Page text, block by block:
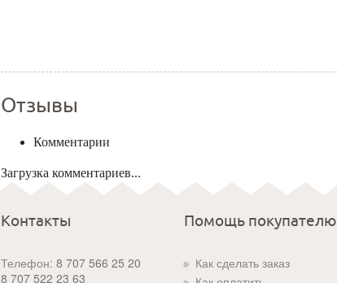
Отзывы
Комментарии
Загрузка комментариев...
Контакты
Телефон: 8 707 566 25 20
8 707 522 23 63
Помощь покупателю
Как сделать заказ